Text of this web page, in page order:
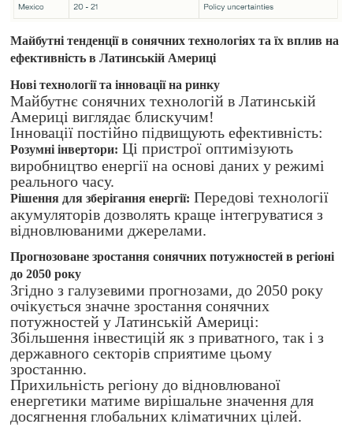
Майбутні тенденції в сонячних технологіях та їх вплив на
ефективність в Латинській Америці
Нові технології та інновації на ринку
Майбутнє сонячних технологій в Латинській
Америці виглядає блискучим!
Інновації постійно підвищують ефективність:
Розумні інвертори: Ці пристрої оптимізують
виробництво енергії на основі даних у режимі
реального часу.
Рішення для зберігання енергії: Передові технології
акумуляторів дозволять краще інтегруватися з
відновлюваними джерелами.
Прогнозоване зростання сонячних потужностей в регіоні
до 2050 року
Згідно з галузевими прогнозами, до 2050 року
очікується значне зростання сонячних
потужностей у Латинській Америці:
Збільшення інвестицій як з приватного, так і з
державного секторів сприятиме цьому
зростанню.
Прихильність регіону до відновлюваної
енергетики матиме вирішальне значення для
досягнення глобальних кліматичних цілей.